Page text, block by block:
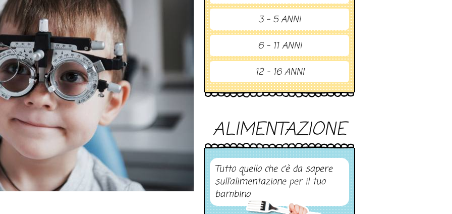
3 - 5 ANNI
6 - 11 ANNI
12 - 16 ANNI
ALIMENTAZIONE
Tutto quello che c’è da sapere
sull’alimentazione per il tuo
bambino